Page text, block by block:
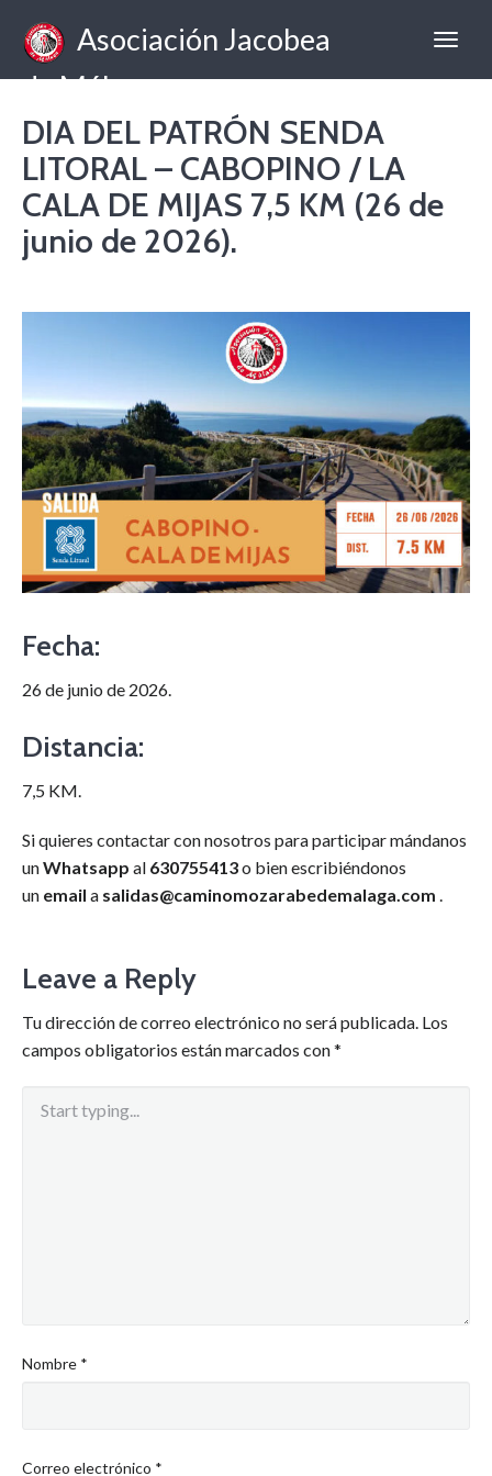
Asociación Jacobea
de Málaga
DIA DEL PATRÓN SENDA
LITORAL – CABOPINO / LA
CALA DE MIJAS 7,5 KM (26 de
junio de 2026).
Fecha:
26 de junio de 2026.
Distancia:
7,5 KM.
Si quieres contactar con nosotros para participar mándanos
unWhatsapp al 630755413o bien escribiéndonos
un email a salidas@caminomozarabedemalaga.com .
Leave a Reply
Tu dirección de correo electrónico no será publicada. Los
campos obligatorios están marcados con*
Nombre *
Correo electrónico *